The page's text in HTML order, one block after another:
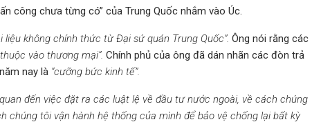
công chưa từng có” của Trung Quốc nhắm vào Úc.
liệu không chính thức từ Đại sứ quán Trung Quốc”. Ông nói rằng các
vào thương mại”. Chính phủ của ông đã dán nhãn các đòn trả
nay là “cưỡng bức kinh tế”.
đến việc đặt ra các luật lệ về đầu tư nước ngoài, về cách chúng
chúng tôi vận hành hệ thống của mình để bảo vệ chống lại bất kỳ